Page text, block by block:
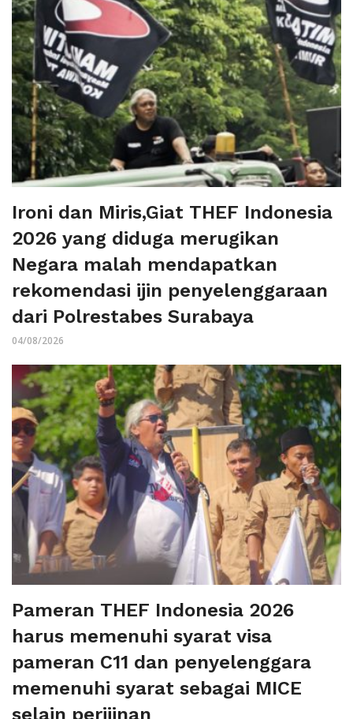
Ironi dan Miris,Giat THEF Indonesia
2026 yang diduga merugikan
Negara malah mendapatkan
rekomendasi ijin penyelenggaraan
dari Polrestabes Surabaya
04/08/2026
Pameran THEF Indonesia 2026
harus memenuhi syarat visa
pameran C11 dan penyelenggara
memenuhi syarat sebagai MICE
selain perijinan